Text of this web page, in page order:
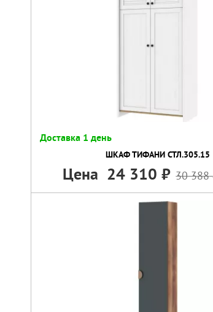
Доставка 1 день
ШКАФ ТИФАНИ СТЛ.305.15
Цена 24 310 30 388